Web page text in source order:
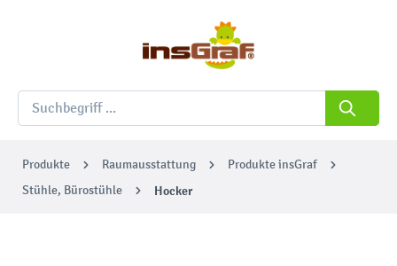
Produkte Raumausstattung
Produkte insGraf
Stühle, Bürostühle
Hocker